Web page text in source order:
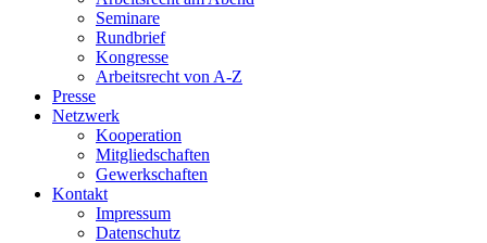
Seminare
Rundbrief
Kongresse
Arbeitsrecht von A-Z
Presse
Netzwerk
Kooperation
Mitgliedschaften
Gewerkschaften
Kontakt
Impressum
Datenschutz